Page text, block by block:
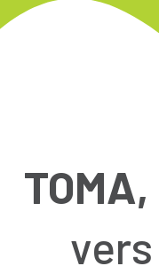
TOMA,
vers